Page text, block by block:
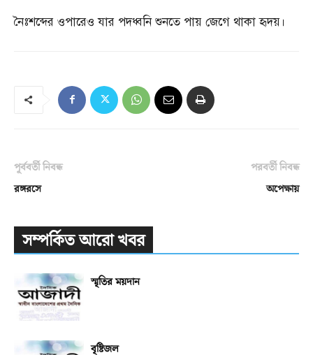
নৈঃশব্দের ওপারেও যার পদধ্বনি শুনতে পায় জেগে থাকা হৃদয়।
পূর্ববর্তী নিবন্ধ
রঙ্গরসে
পরবর্তী নিবন্ধ
অপেক্ষায়
সম্পর্কিত আরো খবর
স্মৃতির ময়দান
বৃষ্টিজল